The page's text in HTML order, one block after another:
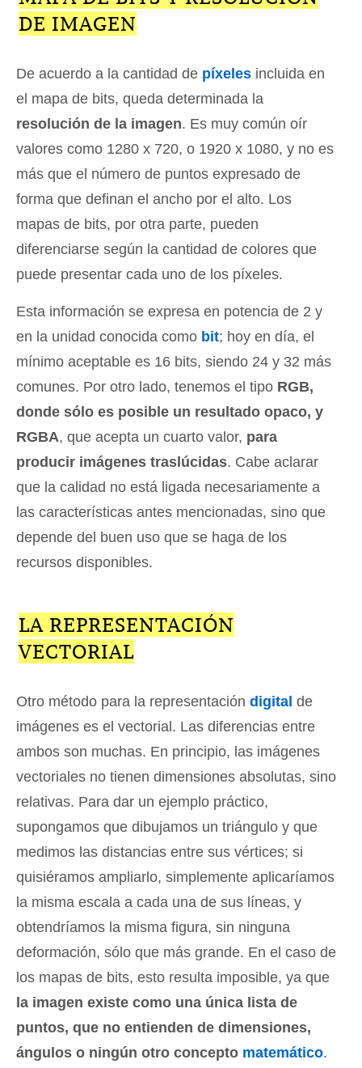
DE IMAGEN
De acuerdo a la cantidad de píxeles incluida en
el mapa de bits, queda determinada la
resolución de la imagen. Es muy común oír
valores como 1280 x 720, o 1920 x 1080, y no es
más que el número de puntos expresado de
forma que definan el ancho por el alto. Los
mapas de bits, por otra parte, pueden
diferenciarse según la cantidad de colores que
puede presentar cada uno de los píxeles.
Esta información se expresa en potencia de 2 y
en la unidad conocida como bit; hoy en día, el
mínimo aceptable es 16 bits, siendo 24 y 32 más
comunes. Por otro lado, tenemos el tipo RGB,
donde sólo es posible un resultado opaco, y
RGBA, que acepta un cuarto valor, para
producir imágenes traslúcidas. Cabe aclarar
que la calidad no está ligada necesariamente a
las características antes mencionadas, sino que
depende del buen uso que se haga de los
recursos disponibles.
LA REPRESENTACIÓN
VECTORIAL
Otro método para la representación digital de
imágenes es el vectorial. Las diferencias entre
ambos son muchas. En principio, las imágenes
vectoriales no tienen dimensiones absolutas, sino
relativas. Para dar un ejemplo práctico,
supongamos que dibujamos un triángulo y que
medimos las distancias entre sus vértices; si
quisiéramos ampliarlo, simplemente aplicaríamos
la misma escala a cada una de sus líneas, y
obtendríamos la misma figura, sin ninguna
deformación, sólo que más grande. En el caso de
los mapas de bits, esto resulta imposible, ya que
la imagen existe como una única lista de
puntos, que no entienden de dimensiones,
ángulos o ningún otro concepto matemático.